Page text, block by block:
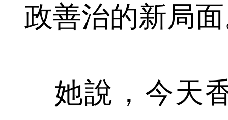
政善治的新局
她說，今天